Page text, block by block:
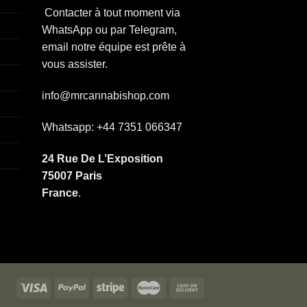
Contacter à tout moment via
WhatsApp ou par Telegram,
email notre équipe est prête à
vous assister.
info@mrcannabishop.com
Whatsapp: +44 7351 066347
24 Rue De L’Exposition
75007 Paris
France.